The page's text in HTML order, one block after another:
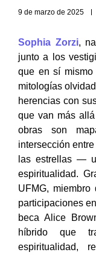
9 de marzo de 2025
Sophia Zorzi,
junto a los
que en sí mismo
mitologías
herencias con
que van más
obras son
intersección
las estrellas —
espiritualidad.
UFMG,
participaciones
beca Alice
híbrido que
espiritualidad,